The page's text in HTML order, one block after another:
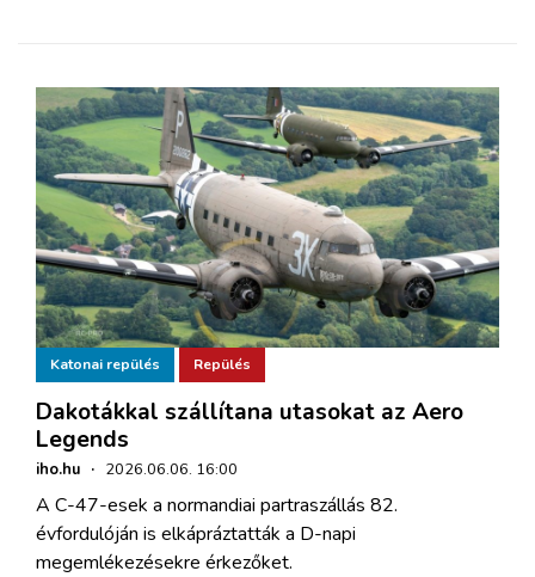
Katonai repülés Repülés
Dakotákkal szállítana utasokat az Aero
Legends
iho.hu · 2026.06.06. 16:00
A C-47-esek a normandiai partraszállás 82.
évfordulóján is elkápráztatták a D-napi
megemlékezésekre érkezőket.